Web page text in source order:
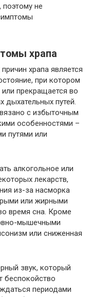
не
храпа
храпа является
при котором
прекращается во
дыхательных путей.
с избыточным
особенностями –
путями или
алкогольное или
лекарств,
из-за насморка
или жирными
время сна. Кроме
мышечными
или сниженная
звук, который
беспокойство
периодами